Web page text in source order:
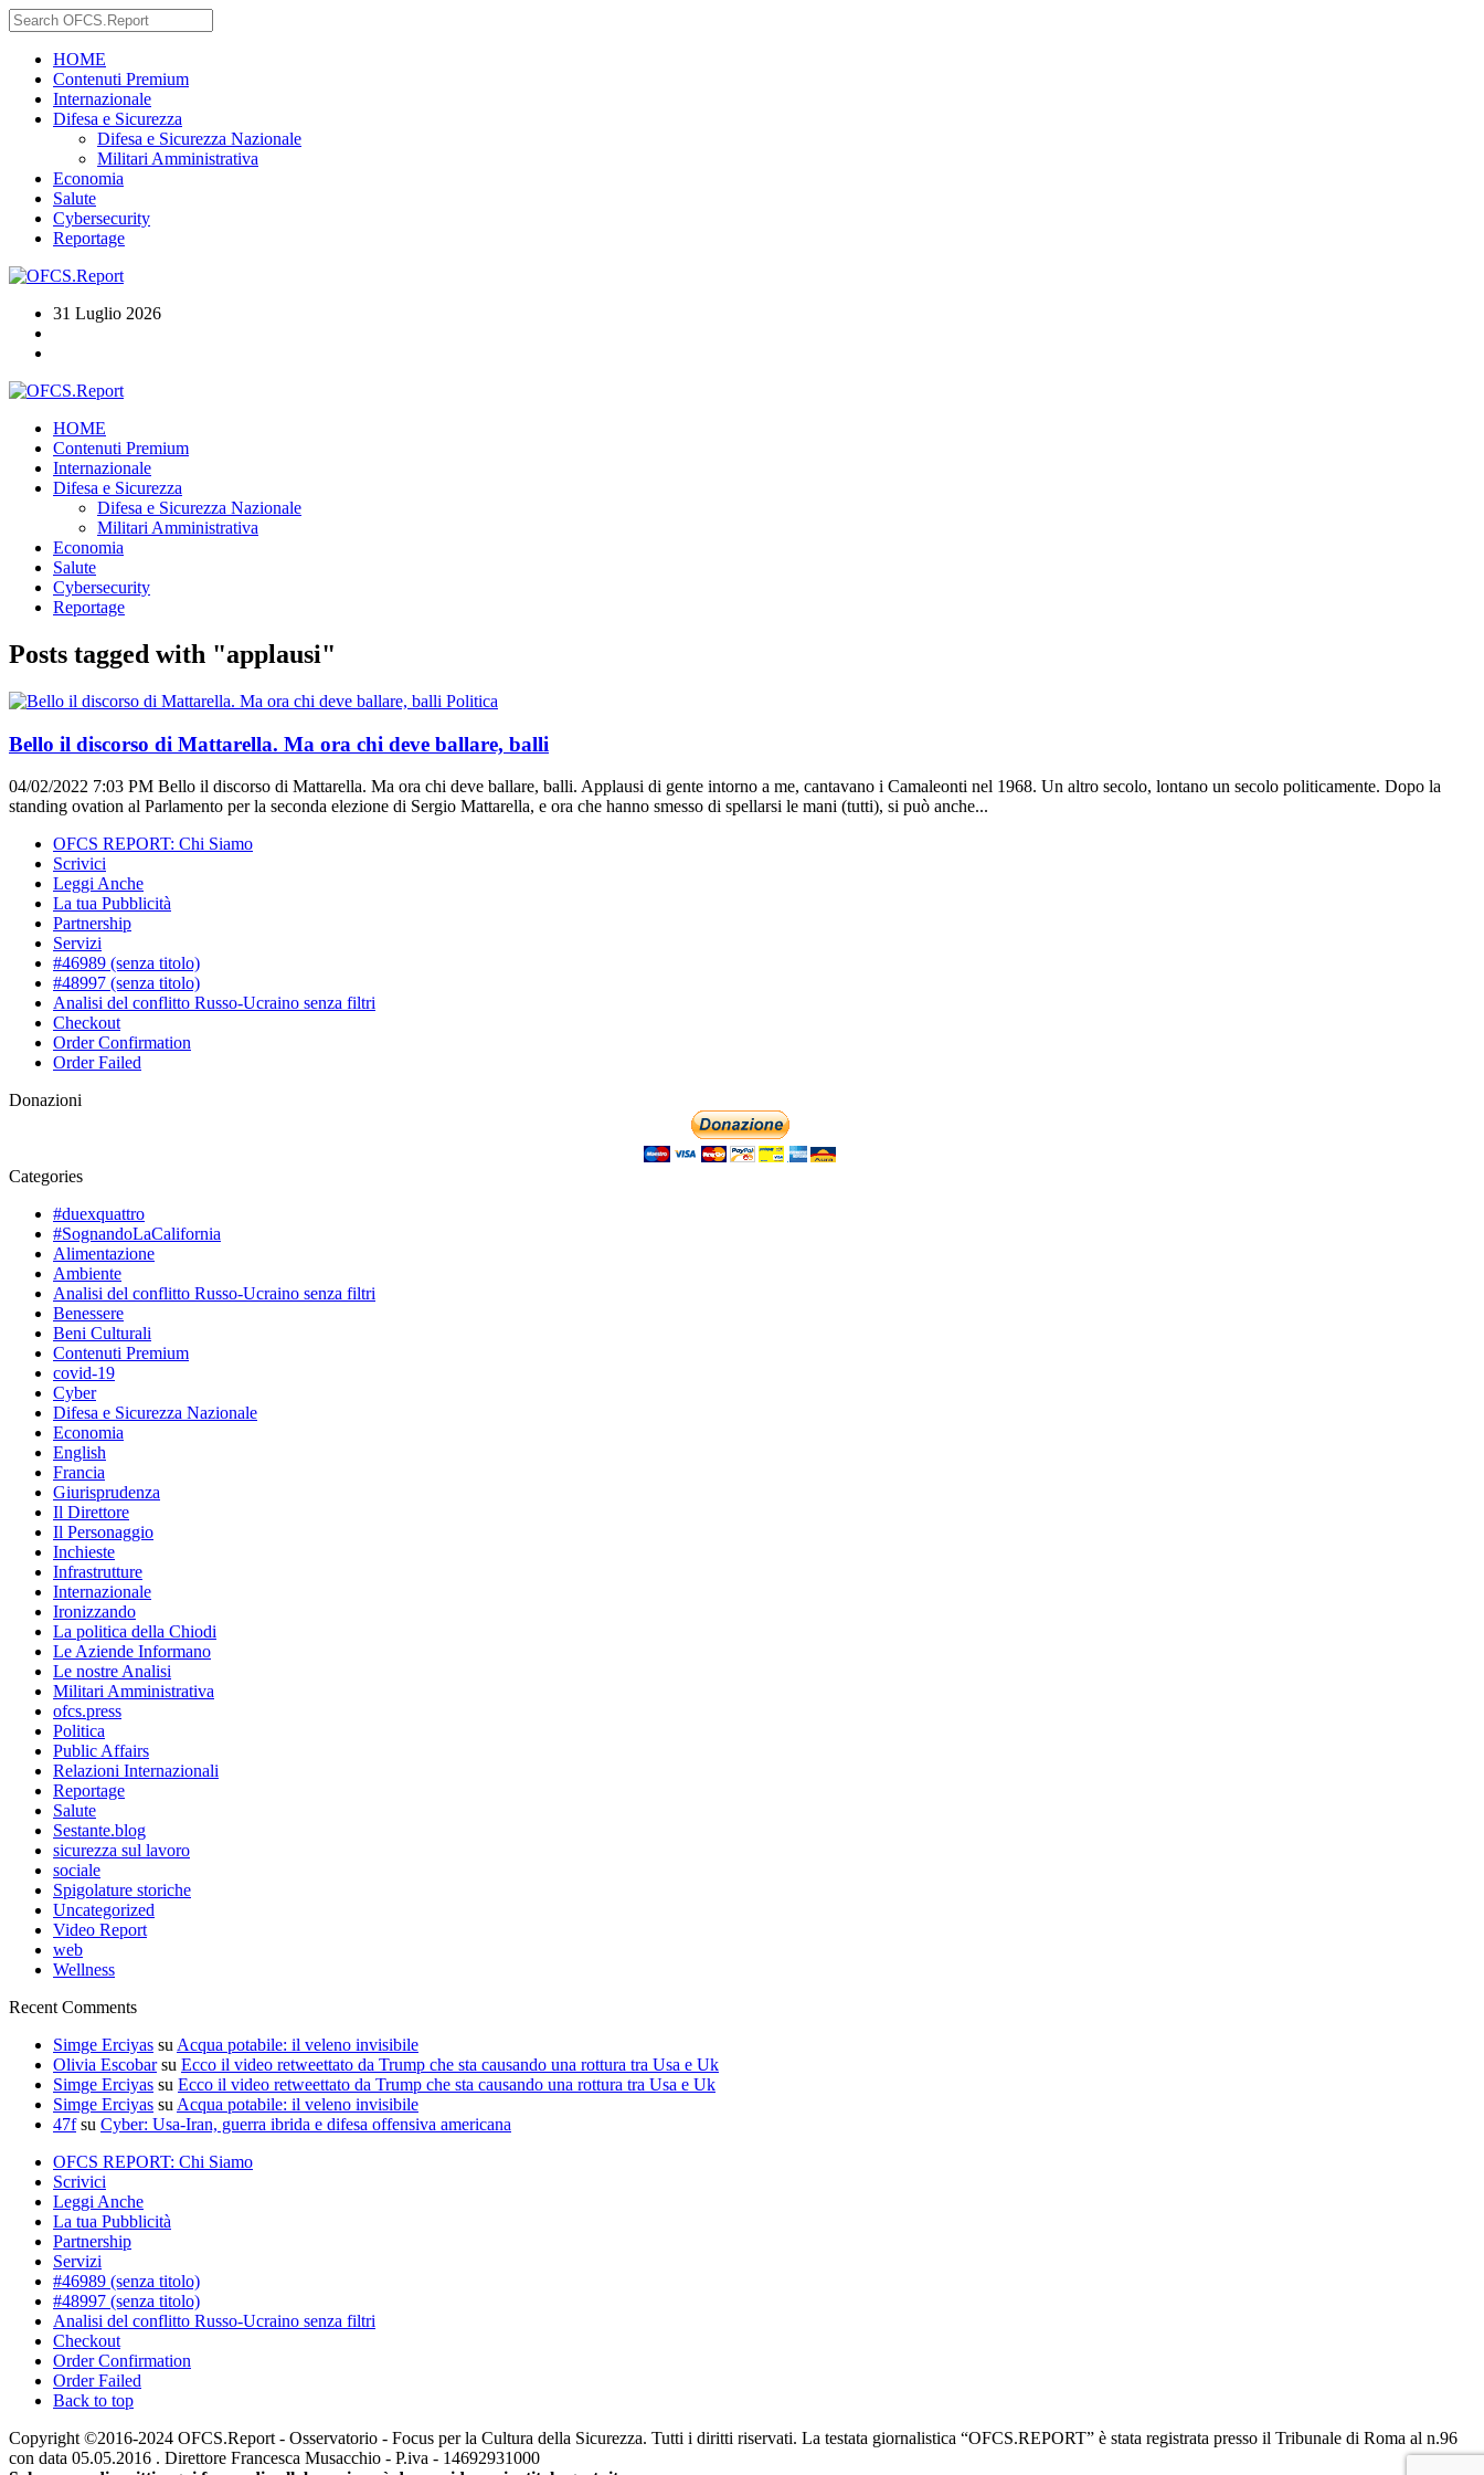
HOME
Contenuti Premium
Internazionale
Difesa e Sicurezza
Difesa e Sicurezza Nazionale
Militari Amministrativa
Economia
Salute
Cybersecurity
Reportage
31 Luglio 2026
HOME
Contenuti Premium
Internazionale
Difesa e Sicurezza
Difesa e Sicurezza Nazionale
Militari Amministrativa
Economia
Salute
Cybersecurity
Reportage
Posts tagged with "applausi"
Politica
Bello il discorso di Mattarella. Ma ora chi deve ballare, balli
04/02/2022 7:03 PM Bello il discorso di Mattarella. Ma ora chi deve ballare, balli. Applausi di gente intorno a me, cantavano i Camaleonti nel 1968. Un altro secolo, lontano un secolo politicamente. Dopo la
standing ovation al Parlamento per la seconda elezione di Sergio Mattarella, e ora che hanno smesso di spellarsi le mani (tutti), si può anche...
OFCS REPORT: Chi Siamo
Scrivici
Leggi Anche
La tua Pubblicità
Partnership
Servizi
#46989 (senza titolo)
#48997 (senza titolo)
Analisi del conflitto Russo-Ucraino senza filtri
Checkout
Order Confirmation
Order Failed
Donazioni
Categories
#duexquattro
#SognandoLaCalifornia
Alimentazione
Ambiente
Analisi del conflitto Russo-Ucraino senza filtri
Benessere
Beni Culturali
Contenuti Premium
covid-19
Cyber
Difesa e Sicurezza Nazionale
Economia
English
Francia
Giurisprudenza
Il Direttore
Il Personaggio
Inchieste
Infrastrutture
Internazionale
Ironizzando
La politica della Chiodi
Le Aziende Informano
Le nostre Analisi
Militari Amministrativa
ofcs.press
Politica
Public Affairs
Relazioni Internazionali
Reportage
Salute
Sestante.blog
sicurezza sul lavoro
sociale
Spigolature storiche
Uncategorized
Video Report
web
Wellness
Recent Comments
Simge Erciyas su Acqua potabile: il veleno invisibile
Olivia Escobarsu Ecco il video retweettato da Trump che sta causando una rottura tra Usa e Uk
Simge Erciyas su Ecco il video retweettato da Trump che sta causando una rottura tra Usa e Uk
Simge Erciyas su Acqua potabile: il veleno invisibile
47fsu Cyber: Usa-Iran, guerra ibrida e difesa offensiva americana
OFCS REPORT: Chi Siamo
Scrivici
Leggi Anche
La tua Pubblicità
Partnership
Servizi
#46989 (senza titolo)
#48997 (senza titolo)
Analisi del conflitto Russo-Ucraino senza filtri
Checkout
Order Confirmation
Order Failed
Back to top
Copyright ©2016-2024 OFCS.Report - Osservatorio - Focus per la Cultura della Sicurezza. Tutti i diritti riservati. La testata giornalistica “OFCS.REPORT” è stata registrata presso il Tribunale di Roma al n.96
con data 05.05.2016 . Direttore Francesca Musacchio - P.iva - 14692931000